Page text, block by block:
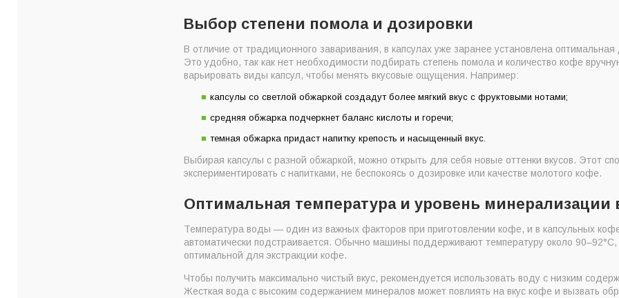
Выбор степени помола и дозировки
В отличие от традиционного заваривания, в капсулах уже заранее установлена
Это удобно, так как нет необходимости подбирать степень помола и количество кофе
варьировать виды капсул, чтобы менять вкусовые ощущения. Например:
капсулы со светлой обжаркой создадут более мягкий вкус с фруктовыми нотами;
средняя обжарка подчеркнет баланс кислоты и горечи;
темная обжарка придаст напитку крепость и насыщенный вкус.
Выбирая капсулы с разной обжаркой, можно открыть для себя новые оттенки вкусов. Этот
экспериментировать с напитками, не беспокоясь о дозировке или качестве молотого кофе.
Оптимальная температура и уровень минерализации
Температура воды — один из важных факторов при приготовлении кофе, и в капсульных
автоматически подстраивается. Обычно машины поддерживают температуру около 90–92°C,
оптимальной для экстракции кофе.
Чтобы получить максимально чистый вкус, рекомендуется использовать воду с низким
Жесткая вода с высоким содержанием минералов может повлиять на вкус кофе и вызвать